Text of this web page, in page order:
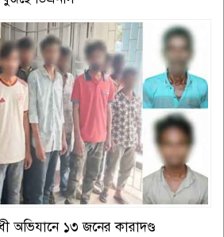
অভিযানে ১৩ জনের কারাদণ্ড